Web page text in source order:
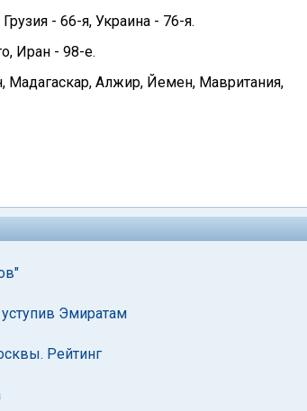
- 66-я, Украина - 76-я.
Иран - 98-е.
Мадагаскар, Алжир, Йемен, Мавритания,
Эмиратам
Рейтинг